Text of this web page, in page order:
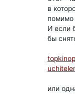
в
помимо
И если
бы
или